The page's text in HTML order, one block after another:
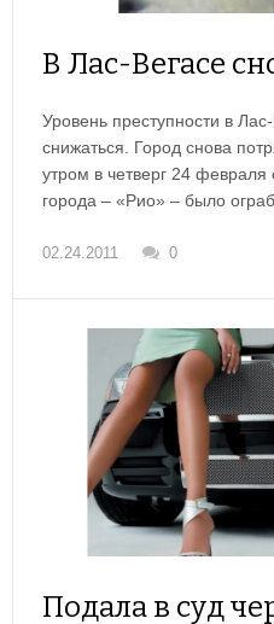
В Лас-Вегасе
Уровень преступности в
снижаться. Город снова
утром в четверг 24
города – «Рио» – было
02.24.2011 0
Подала в суд